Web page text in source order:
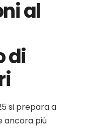
al
di
si prepara a
ancora più